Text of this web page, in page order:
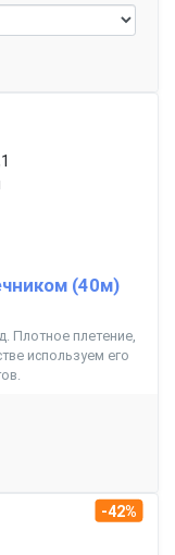
(40м)
Плотное плетение,
используем его
-42%